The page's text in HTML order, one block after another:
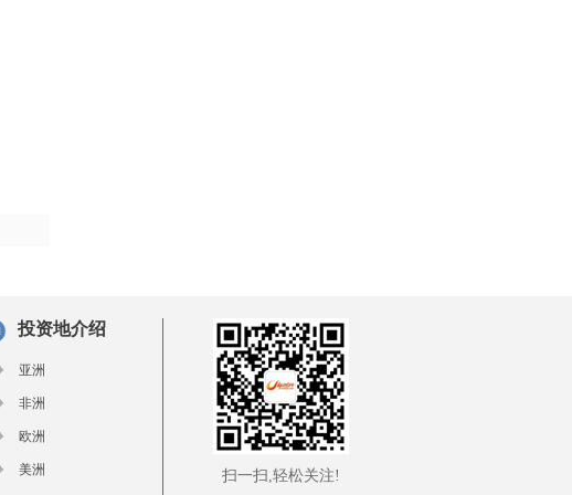
投资地介绍
亚洲
非洲
欧洲
美洲 扫一扫,轻松关注!